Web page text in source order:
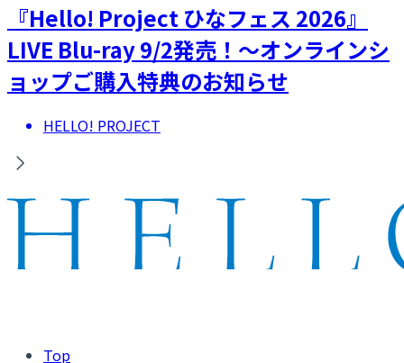
『Hello! Project ひなフェス 2026』
LIVE Blu-ray 9/2発売！～オンラインシ
ョップご購入特典のお知らせ
HELLO! PROJECT
Top